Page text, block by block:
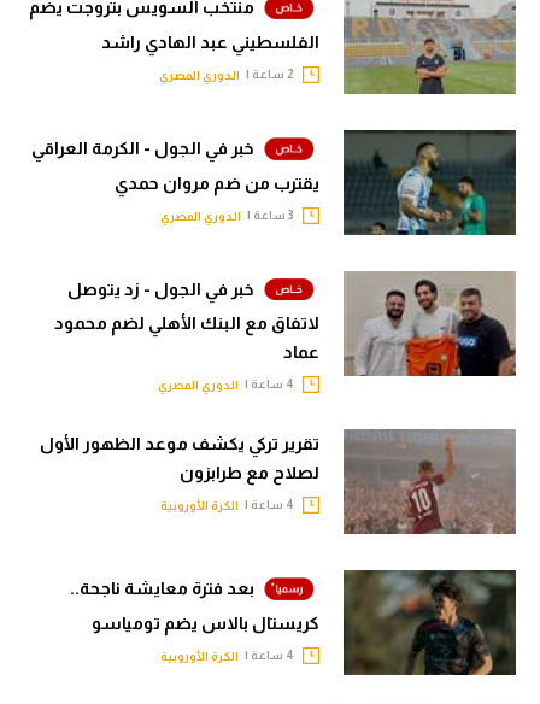
منتخب السويس بتروجت يضم
الفلسطيني عبد الهادي راشد
الدوري المصري
خبر في الجول - الكرمة العراقي
يقترب من ضم مروان حمدي
الدوري المصري
خبر في الجول - زد يتوصل
لاتفاق مع البنك الأهلي لضم محمود
عماد
الدوري المصري
تقرير تركي يكشف موعد الظهور الأول
لصلاح مع طرابزون
الكرة الأوروبية
بعد فترة معايشة ناجحة..
كريستال بالاس يضم تومياسو
الكرة الأوروبية